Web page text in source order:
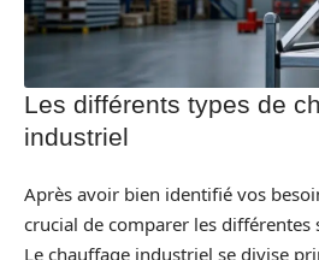
Les différents types de
industriel
Après avoir bien identifié vos
crucial de comparer les
Le chauffage industriel se divise